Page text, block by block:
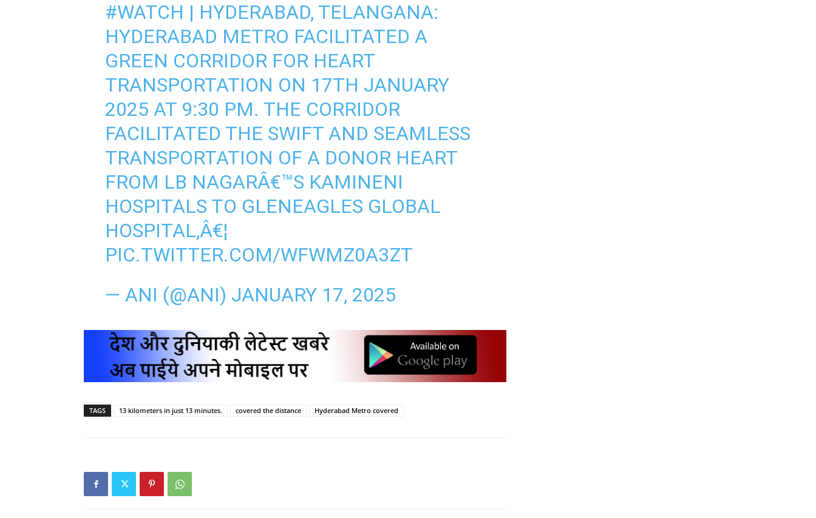
#WATCH | HYDERABAD, TELANGANA:
HYDERABAD METRO FACILITATED A
GREEN CORRIDOR FOR HEART
TRANSPORTATION ON 17TH JANUARY
2025 AT 9:30 PM. THE CORRIDOR
FACILITATED THE SWIFT AND SEAMLESS
TRANSPORTATION OF A DONOR HEART
FROM LB NAGARÂ€™S KAMINENI
HOSPITALS TO GLENEAGLES GLOBAL
HOSPITAL,Â€¦
PIC.TWITTER.COM/WFWMZ0A3ZT
— ANI (@ANI) JANUARY 17, 2025
TAGS 13 kilometers in just 13 minutes. covered the distance Hyderabad Metro covered